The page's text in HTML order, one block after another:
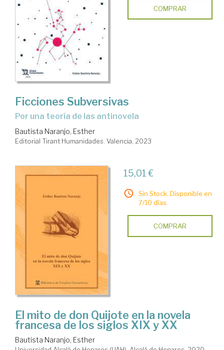
COMPRAR
Ficciones Subversivas
Por una teoría de las antinovela
Bautista Naranjo, Esther
Editorial Tirant Humanidades. Valencia, 2023
15,01 €
Sin Stock. Disponible en
7/10 días.
COMPRAR
El mito de don Quijote en la novela
francesa de los siglos XIX y XX
Bautista Naranjo, Esther